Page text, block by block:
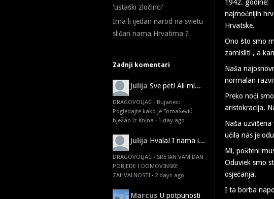
'ustaški zločinci'
Ima li ijedan narod na svietu
sličan nama Hrvatima ?
Zadnji komentari
Julija Sve pet! Ali mi...
DRAGOVOLJAC - Bujanec:
Pogledajte kako je Tomašević
bježao iz Knina · 1 day ago
Julija Hvala! I nama i...
DRAGOVOLJAC - SRETAN VAM DAN
POBJEDE I DOMOVINSKE
ZAHVALNOSTI · 2 days ago
Marcus U potpunosti
1942. godine:
najmoćnijih
Hrvatske.
Ono što smo
zamisliti , a
Naša
normalan
Preko noći
aristokracija.
Naša
učila nas je
Mi, pošteni
Oduviek smo
osjećanja.
I ta borba